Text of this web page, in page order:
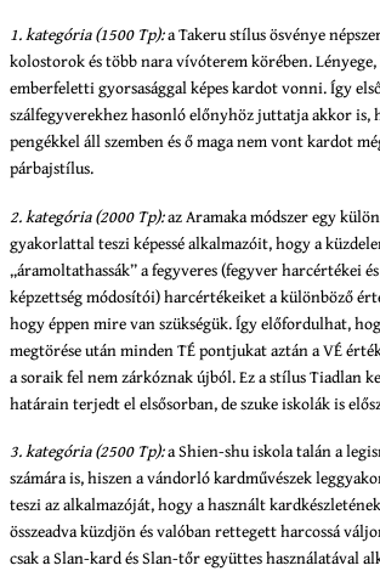
1. kategória (1500 Tp):a Takeru stílus ösvénye
kolostorok és több nara vívóterem körében.
emberfeletti gyorsasággal képes kardot vonni. Így
szálfegyverekhez hasonló előnyhöz juttatja akkor is,
pengékkel áll szemben és ő maga nem vont kardot
párbajstílus.
2. kategória (2000 Tp):az Aramaka módszer egy
gyakorlattal teszi képessé alkalmazóit, hogy a
„áramoltathassák” a fegyveres (fegyver harcértékei
képzettség módosítói) harcértékeiket a különböző
hogy éppen mire van szükségük. Így előfordulhat,
megtörése után minden TÉ pontjukat aztán a VÉ
a soraik fel nem zárkóznak újból. Ez a stílus Tiadlan
határain terjedt el elsősorban, de szuke iskolák is
3. kategória (2500 Tp):a Shien-shu iskola talán a
számára is, hiszen a vándorló kardművészek
teszi az alkalmazóját, hogy a használt
összeadva küzdjön és valóban rettegett harcossá
csak a Slan-kard és Slan-tőr együttes használatával